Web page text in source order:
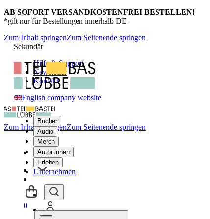
AB SOFORT VERSANDKOSTENFREI BESTELLEN!
*gilt nur für Bestellungen innerhalb DE
Zum Inhalt springenZum Seitenende springen
Sekundär
Hilfe & Support
Newsletter
Kontakt
English company website
Bücher
Audio
Merch
Autor:innen
Erleben
Unternehmen
Zum Inhalt springenZum Seitenende springen
0